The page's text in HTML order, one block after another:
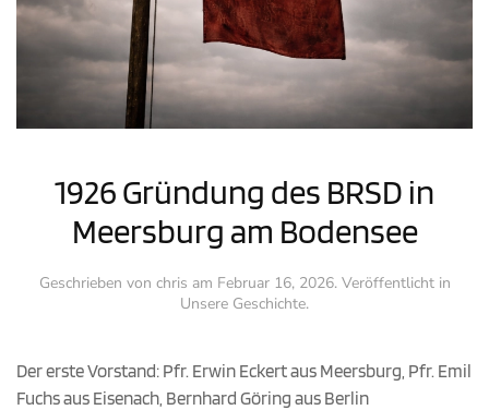
1926 Gründung des BRSD in
Meersburg am Bodensee
Geschrieben von chris am Februar 16, 2026. Veröffentlicht in
Unsere Geschichte.
Der erste Vorstand: Pfr. Erwin Eckert aus Meersburg, Pfr. Emil
Fuchs aus Eisenach, Bernhard Göring aus Berlin